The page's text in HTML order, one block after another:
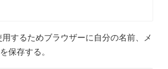
するためブラウザーに自分の名前、メ
保存する。